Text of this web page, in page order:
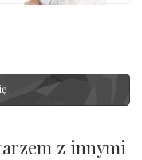
z innymi